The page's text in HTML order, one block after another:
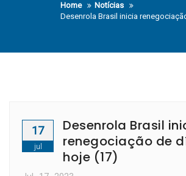
Home
Notícias
Desenrola Brasil inicia
17
jul
Desenrola Brasil
renegociação de
hoje (17)